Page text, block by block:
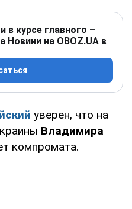
в курсе главного –
Новини на OBOZ.UA в
уверен, что на
Владимира
компромата.